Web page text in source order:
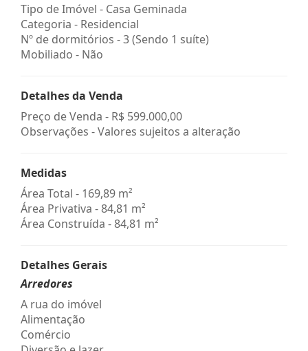
Tipo de Imóvel - Casa Geminada
Categoria - Residencial
Nº de dormitórios - 3 (Sendo 1 suíte)
Mobiliado - Não
Detalhes da Venda
Preço de Venda - R$ 599.000,00
Observações - Valores sujeitos a alteração
Medidas
Área Total - 169,89 m²
Área Privativa - 84,81 m²
Área Construída - 84,81 m²
Detalhes Gerais
Arredores
A rua do imóvel
Alimentação
Comércio